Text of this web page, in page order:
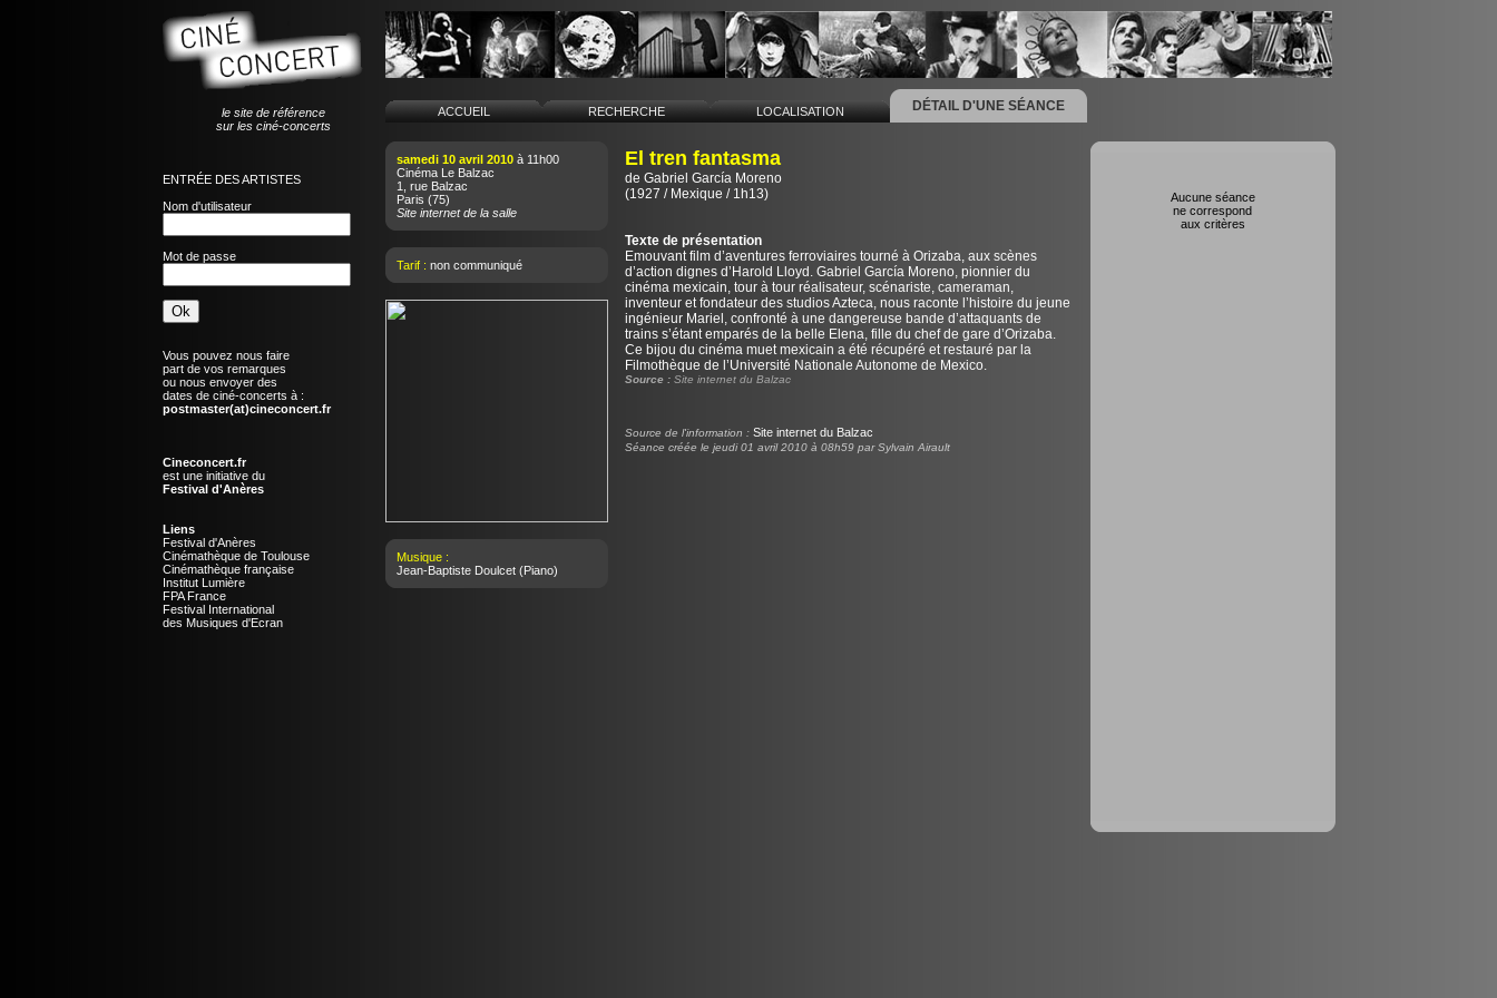
le site de référence
sur les ciné-concerts
ENTRÉE DES ARTISTES
Nom d'utilisateur
Mot de passe
Vous pouvez nous faire
part de vos remarques
ou nous envoyer des
dates de ciné-concerts à :
postmaster(at)cineconcert.fr
Cineconcert.fr
est une initiative du
Festival d'Anères
Liens
Festival d'Anères
Cinémathèque de Toulouse
Cinémathèque française
Institut Lumière
FPA France
Festival International
des Musiques d'Ecran
ACCUEIL RECHERCHE LOCALISATION DÉTAIL D'UNE SÉANCE
samedi 10 avril 2010à 11h00
Cinéma Le Balzac
1, rue Balzac
Paris (75)
Site internet de la salle
Tarif : non communiqué
Musique :
Jean-Baptiste Doulcet(Piano)
El tren fantasma
de Gabriel García Moreno
(1927 / Mexique / 1h13)
Texte de présentation
Emouvant film d’aventures ferroviaires tourné à Orizaba, aux scènes
d’action dignes d’Harold Lloyd. Gabriel García Moreno, pionnier du
cinéma mexicain, tour à tour réalisateur, scénariste, cameraman,
inventeur et fondateur des studios Azteca, nous raconte l’histoire du jeune
ingénieur Mariel, confronté à une dangereuse bande d’attaquants de
trains s’étant emparés de la belle Elena, fille du chef de gare d’Orizaba.
Ce bijou du cinéma muet mexicain a été récupéré et restauré par la
Filmothèque de l’Université Nationale Autonome de Mexico.
Source : Site internet du Balzac
Source de l'information : Site internet du Balzac
Séance créée le jeudi 01 avril 2010 à 08h59 par Sylvain Airault
Aucune séance
ne correspond
aux critères